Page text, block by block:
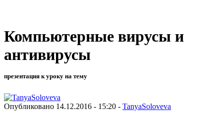
Компьютерные вирусы и
антивирусы
презентация к уроку на тему
Опубликовано 14.12.2016 - 15:20 - TanyaSoloveva